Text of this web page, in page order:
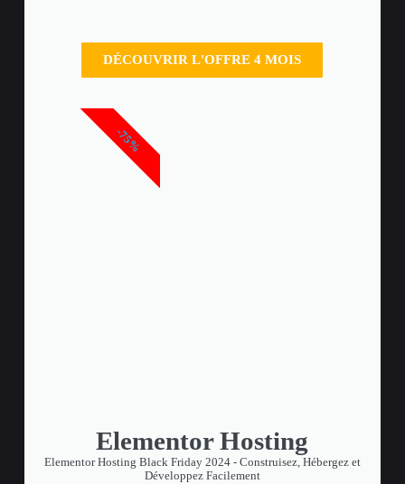
DÉCOUVRIR L'OFFRE 4 MOIS
Elementor Hosting
Elementor Hosting Black Friday 2024 - Construisez, Hébergez et
Développez Facilement
-75%